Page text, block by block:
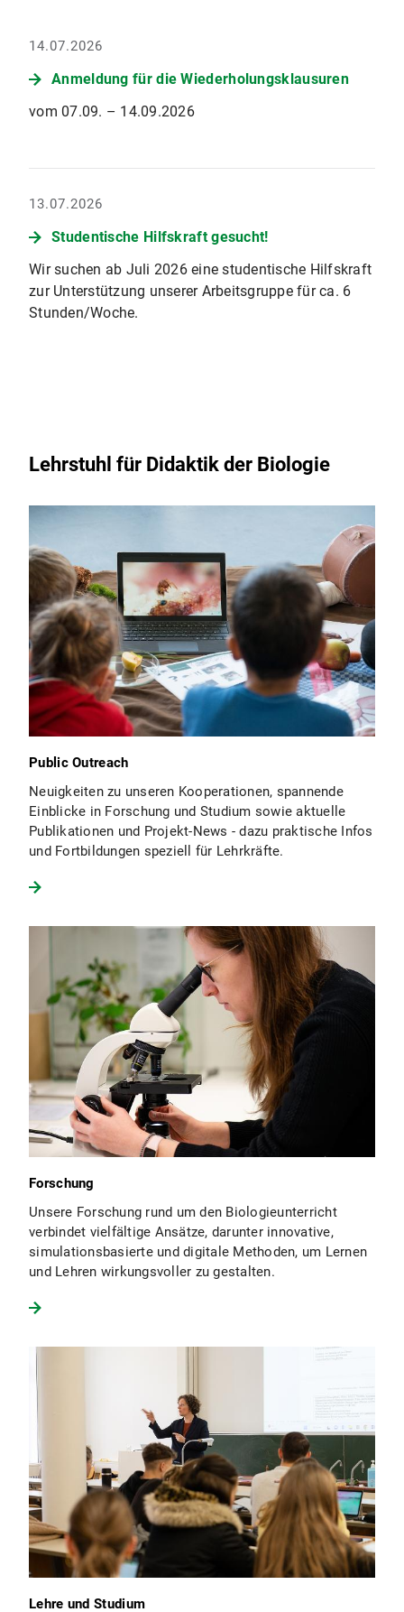
14.07.2026
Anmeldung für die Wiederholungsklausuren
vom 07.09. – 14.09.2026
13.07.2026
Studentische Hilfskraft gesucht!
Wir suchen ab Juli 2026 eine studentische Hilfskraft
zur Unterstützung unserer Arbeitsgruppe für ca. 6
Stunden/Woche.
Lehrstuhl für Didaktik der Biologie
Public Outreach
Neuigkeiten zu unseren Kooperationen, spannende
Einblicke in Forschung und Studium sowie aktuelle
Publikationen und Projekt-News - dazu praktische Infos
und Fortbildungen speziell für Lehrkräfte.
Forschung
Unsere Forschung rund um den Biologieunterricht
verbindet vielfältige Ansätze, darunter innovative,
simulationsbasierte und digitale Methoden, um Lernen
und Lehren wirkungsvoller zu gestalten.
Lehre und Studium